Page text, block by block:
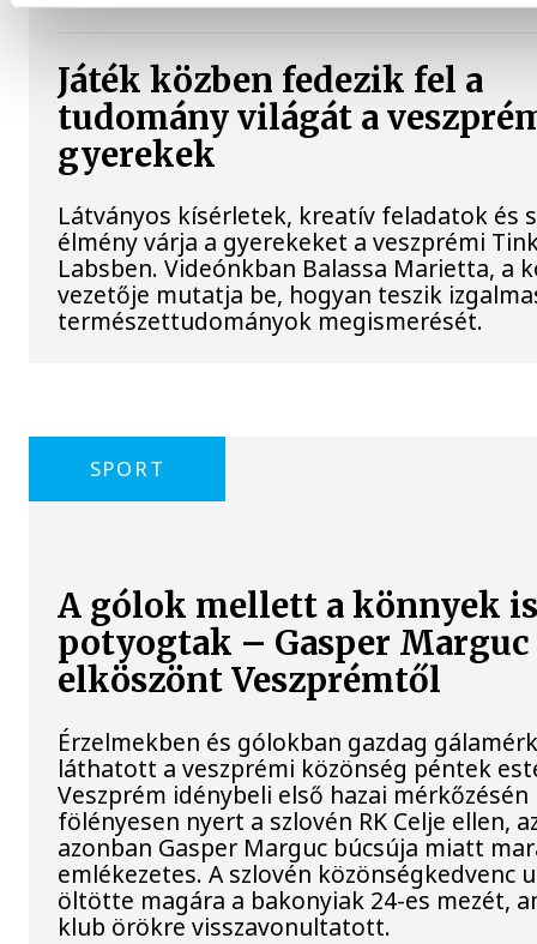
Játék közben fedezik fel a
tudomány világát a
gyerekek
Látványos kísérletek, kreatív feladatok és
élmény várja a gyerekeket a veszprémi
Labsben. Videónkban Balassa Marietta, a
vezetője mutatja be, hogyan teszik
természettudományok megismerését.
SPORT
A gólok mellett a könnyek
potyogtak – Gasper Marguc
elköszönt Veszprémtől
Érzelmekben és gólokban gazdag
láthatott a veszprémi közönség péntek
Veszprém idénybeli első hazai mérkőzésén
fölényesen nyert a szlovén RK Celje ellen,
azonban Gasper Marguc búcsúja miatt
emlékezetes. A szlovén közönségkedvenc
öltötte magára a bakonyiak 24-es mezét,
klub örökre visszavonultatott.